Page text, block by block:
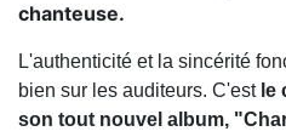
chanteuse.
L'authenticité et la sincérité
bien sur les auditeurs. C'estle
son tout nouvel album,